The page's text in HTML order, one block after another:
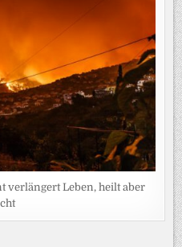
verlängert Leben, heilt aber